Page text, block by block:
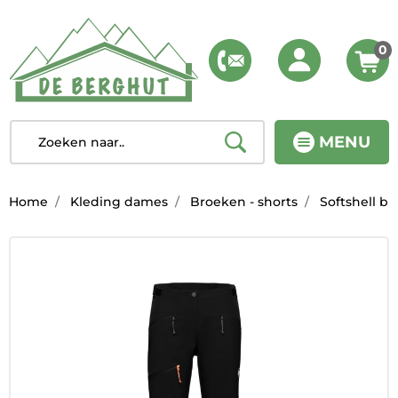
MENU
0
Home Kleding dames Broeken - shorts Softshell